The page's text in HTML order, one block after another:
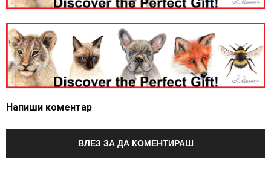
Напиши коментар
ВЛЕЗ ЗА ДА КОМЕНТИРАШ